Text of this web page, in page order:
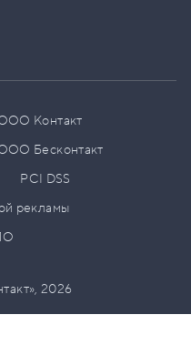
Контакт
Бесконтакт
PCI DSS
рекламы
2026